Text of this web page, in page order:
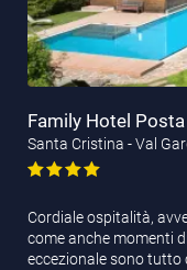
Family Hotel Posta
Santa Cristina - Val
Cordiale ospitalità,
come anche momenti
eccezionale sono